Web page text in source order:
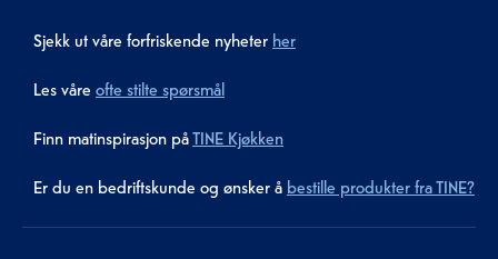
Sjekk ut våre forfriskende nyheter her
Les våre ofte stilte spørsmål
Finn matinspirasjon påTINE Kjøkken
Er du en bedriftskunde og ønsker å bestille produkter fra TINE?